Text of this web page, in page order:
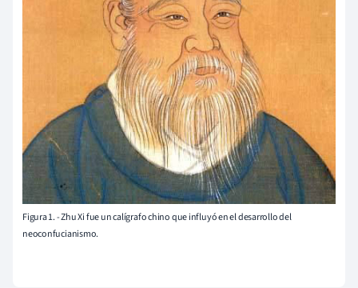
Figura 1. - Zhu Xi fue un calígrafo chino que influyó en el desarrollo del
neoconfucianismo.